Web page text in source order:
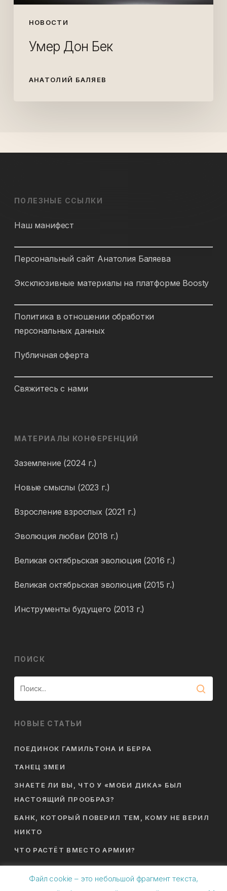
НОВОСТИ
Умер Дон Бек
АНАТОЛИЙ БАЛЯЕВ
ПОЛЕЗНЫЕ ССЫЛКИ
Наш манифест
Персональный сайт Анатолия Баляева
Эксклюзивные материалы на платформе Boosty
Политика в отношении обработки
персональных данных
Публичная оферта
Свяжитесь с нами
МАТЕРИАЛЫ КОНФЕРЕНЦИЙ
Заземление (2024 г.)
Новые смыслы (2023 г.)
Взросление взрослых (2021 г.)
Эволюция любви (2018 г.)
Великая октябрьская эволюция (2016 г.)
Великая октябрьская эволюция (2015 г.)
Инструменты будущего (2013 г.)
ПОИСК
НОВЫЕ СТАТЬИ
ПОЕДИНОК ГАМИЛЬТОНА И БЕРРА
ТАНЕЦ ЗМЕИ
ЗНАЕТЕ ЛИ ВЫ, ЧТО У «МОБИ ДИКА» БЫЛ
НАСТОЯЩИЙ ПРООБРАЗ?
БАНК, КОТОРЫЙ ПОВЕРИЛ ТЕМ, КОМУ НЕ ВЕРИЛ
НИКТО
ЧТО РАСТЁТ ВМЕСТО АРМИИ?
Файл cookie – это небольшой фрагмент текста,